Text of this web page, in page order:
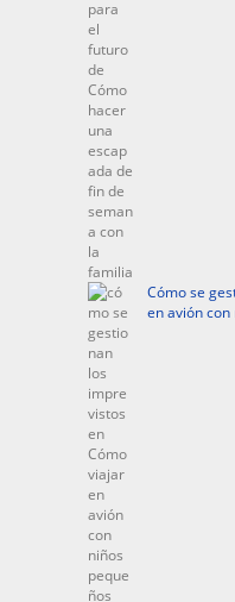
Cómo se
en avión